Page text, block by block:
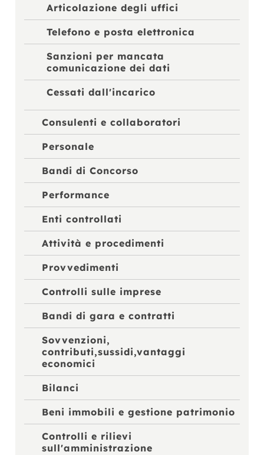
Articolazione degli uffici
Telefono e posta elettronica
Sanzioni per mancata
comunicazione dei dati
Cessati dall'incarico
Consulenti e collaboratori
Personale
Bandi di Concorso
Performance
Enti controllati
Attività e procedimenti
Provvedimenti
Controlli sulle imprese
Bandi di gara e contratti
Sovvenzioni,
contributi,sussidi,vantaggi
economici
Bilanci
Beni immobili e gestione patrimonio
Controlli e rilievi
sull'amministrazione